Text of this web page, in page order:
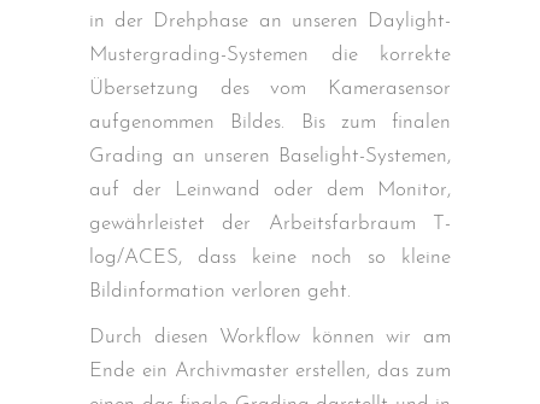
in der Drehphase an unseren Daylight-
Mustergrading-Systemen die korrekte
Übersetzung des vom Kamerasensor
aufgenommen Bildes. Bis zum finalen
Grading an unseren Baselight-Systemen,
auf der Leinwand oder dem Monitor,
gewährleistet der Arbeitsfarbraum T-
log/ACES, dass keine noch so kleine
Bildinformation verloren geht.
Durch diesen Workflow können wir am
Ende ein Archivmaster erstellen, das zum